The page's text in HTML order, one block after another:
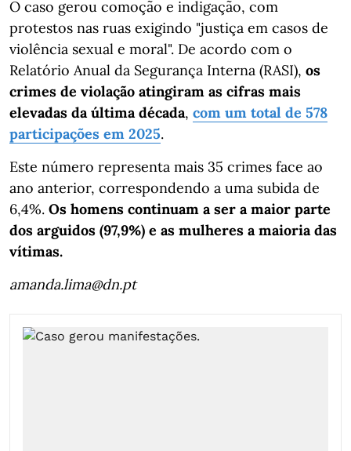
O caso gerou comoção e indigação, com
protestos nas ruas exigindo "justiça em casos de
violência sexual e moral". De acordo com o
Relatório Anual da Segurança Interna (RASI), os
crimes de violação atingiram as cifras mais
elevadas da última década, com um total de 578
participações em 2025.
Este número representa mais 35 crimes face ao
ano anterior, correspondendo a uma subida de
6,4%. Os homens continuam a ser a maior parte
dos arguidos (97,9%) e as mulheres a maioria das
vítimas.
amanda.lima@dn.pt